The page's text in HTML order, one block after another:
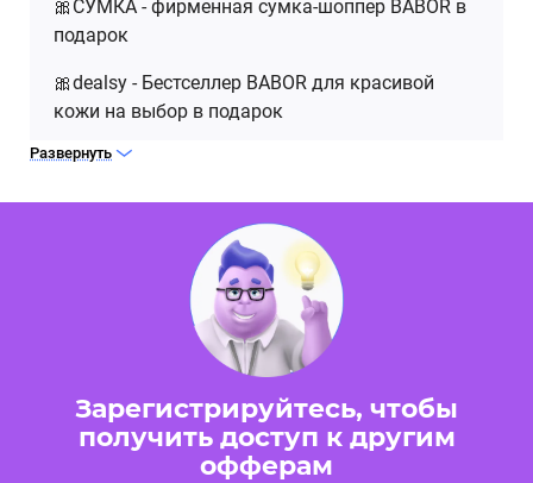
🎀СУМКА - фирменная сумка-шоппер BABOR в
подарок
🎀dealsy - Бестселлер BABOR для красивой
кожи на выбор в подарок
⏰Промокоды действуют до 31.03.26.
🎀ФЕСТИВАЛЬ - Бестселлер BABOR для
красивой кожи в подарок за покупку от 10 000
⏰Действует до 11.01.26.
Подробнее в разделе Промокоды.
Развернуть
Зарегистрируйтесь, чтобы
получить доступ к другим
офферам